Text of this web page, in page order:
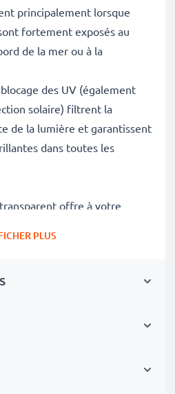
principalement lorsque
fortement exposés au
de la mer ou à la
des UV (également
solaire) filtrent la
de la lumière et garantissent
dans toutes les
offre à votre
modifier les couleurs de vos
PLUS